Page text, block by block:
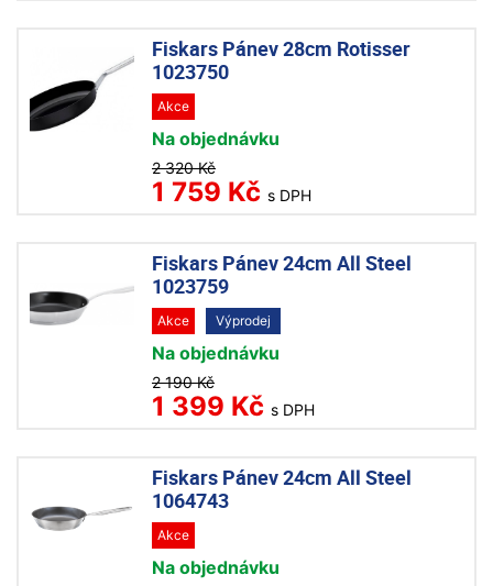
Fiskars Pánev 28cm Rotisser
1023750
Akce
Na objednávku
2 320 Kč
1 759 Kč s DPH
Fiskars Pánev 24cm All Steel
1023759
Akce Výprodej
Na objednávku
2 190 Kč
1 399 Kč s DPH
Fiskars Pánev 24cm All Steel
1064743
Akce
Na objednávku